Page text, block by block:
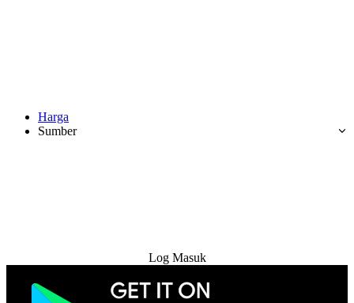
Harga
Sumber
Log Masuk